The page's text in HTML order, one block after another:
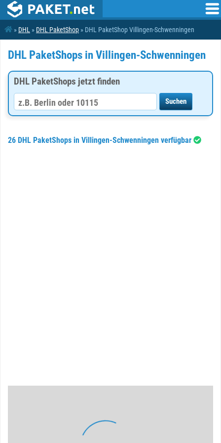
» DHL » DHL PaketShop » DHL PaketShop Villingen-Schwenningen
DHL PaketShops in Villingen-Schwenningen
DHL PaketShops jetzt finden
26 DHL PaketShops in Villingen-Schwenningen verfügbar